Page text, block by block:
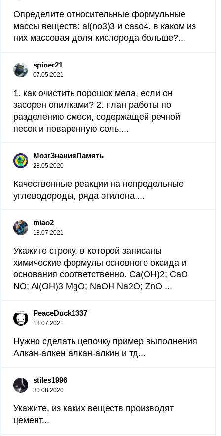
Определите относительные формульные
массы веществ: al(no3)3 и caso4. в каком из
них массовая доля кислорода больше?...
spiner21
07.05.2021
1. как очистить порошок мела, если он
засорен опилками? 2. план работы по
разделению смеси, содержащей речной
песок и поваренную соль....
МозгЗнанияПамять
28.05.2020
Качественные реакции на непредельные
углеводороды, ряда этилена....
miao2
18.07.2021
Укажите строку, в которой записаны
химические формулы основного оксида и
основания соответственно. Ca(OH)2; CaO
NO; Al(OH)3 MgO; NaOH Na2O; ZnO ​...
PeaceDuck1337
18.07.2021
Нужно сделать цепочку пример выполнения
Алкан-алкен алкан-алкин и тд...
stiles1996
30.08.2020
Укажите, из каких веществ производят
цемент​...